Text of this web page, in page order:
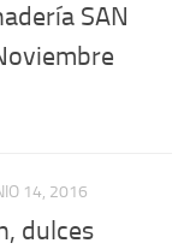
SAN
14, 2016
dulces